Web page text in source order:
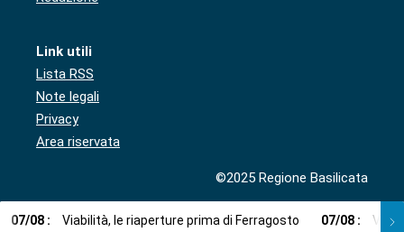
Link utili
Lista RSS
Note legali
Privacy
Area riservata
©2025 Regione Basilicata
07/08 : Viabilità, le riaperture prima di Ferragosto 07/08 : Via